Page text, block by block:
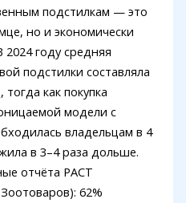
подстилкам — это
но и экономически
году средняя
подстилки составляла
как покупка
модели с
владельцам в 4
в 3–4 раза дольше.
отчёта РАСТ
62%